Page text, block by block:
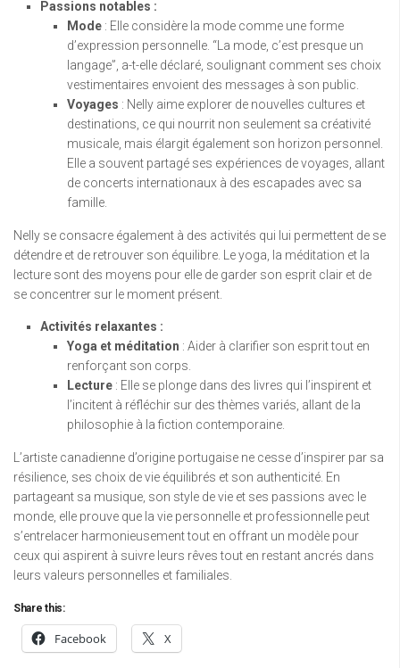
Passions notables :
Mode : Elle considère la mode comme une forme
d’expression personnelle. “La mode, c’est presque un
langage”, a-t-elle déclaré, soulignant comment ses choix
vestimentaires envoient des messages à son public.
Voyages : Nelly aime explorer de nouvelles cultures et
destinations, ce qui nourrit non seulement sa créativité
musicale, mais élargit également son horizon personnel.
Elle a souvent partagé ses expériences de voyages, allant
de concerts internationaux à des escapades avec sa
famille.
Nelly se consacre également à des activités qui lui permettent de se
détendre et de retrouver son équilibre. Le yoga, la méditation et la
lecture sont des moyens pour elle de garder son esprit clair et de
se concentrer sur le moment présent.
Activités relaxantes :
Yoga et méditation : Aider à clarifier son esprit tout en
renforçant son corps.
Lecture : Elle se plonge dans des livres qui l’inspirent et
l’incitent à réfléchir sur des thèmes variés, allant de la
philosophie à la fiction contemporaine.
L’artiste canadienne d’origine portugaise ne cesse d’inspirer par sa
résilience, ses choix de vie équilibrés et son authenticité. En
partageant sa musique, son style de vie et ses passions avec le
monde, elle prouve que la vie personnelle et professionnelle peut
s’entrelacer harmonieusement tout en offrant un modèle pour
ceux qui aspirent à suivre leurs rêves tout en restant ancrés dans
leurs valeurs personnelles et familiales.
Share this:
Facebook X